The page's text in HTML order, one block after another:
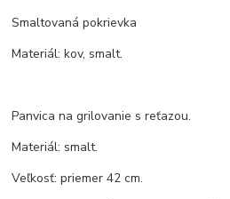
Smaltovaná pokrievka
Materiál: kov, smalt.
Panvica na grilovanie s reťazou.
Materiál: smalt.
Veľkosť: priemer 42 cm.